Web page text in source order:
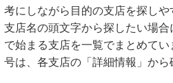
考にしながら目的の支店を探しや
支店名の頭文字から探したい場合
で始まる支店を一覧でまとめて
号は、各支店の「詳細情報」から